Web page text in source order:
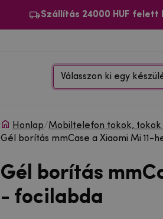
Szállítás 24000 HUF felett
Válasszon ki egy
Honlap/Mobiltelefon tokok,
Gél borítás mmCase a Xiaomi Mi 11-
Gél borítás
- focilabda